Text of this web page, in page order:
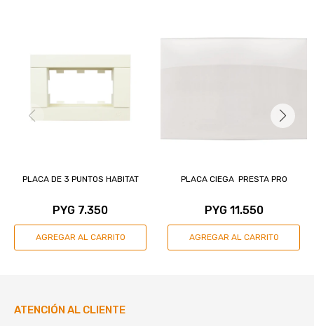
PLACA DE 3 PUNTOS HABITAT
PYG 7.350
PLACA CIEGA PRESTA PRO
PYG 11.550
ATENCIÓN AL CLIENTE